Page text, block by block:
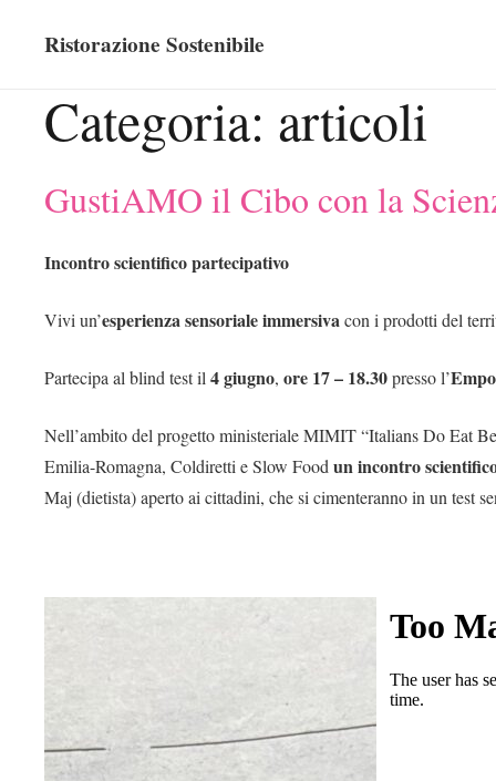
Ristorazione Sostenibile
Categoria: articoli
GustiAMO il Cibo con la
Incontro scientifico partecipativo
Vivi un’esperienza sensoriale immersivacon i prodotti del
Partecipa al blind test il 4 giugno, ore 17 – 18.30presso l’
Nell’ambito del progetto ministeriale MIMIT “Italians Do Eat
Emilia-Romagna, Coldiretti e Slow Food un incontro
Maj (dietista) aperto ai cittadini, che si cimenteranno in un test